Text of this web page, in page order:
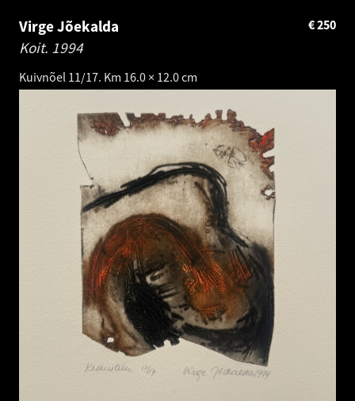
Virge Jõekalda
Koit. 1994
Kuivnõel 11/17. Km 16.0 × 12.0 cm
250
€